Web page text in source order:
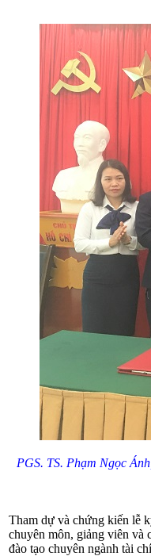
PGS. TS. Phạm Ngọc
Tham dự và chứng kiến lễ
chuyên môn, giảng viên và
đào tạo chuyên ngành tài